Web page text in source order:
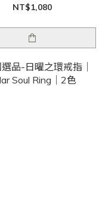
NT$1,080